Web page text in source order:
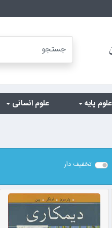
علوم پایه علوم انسانی
تخفیف دار